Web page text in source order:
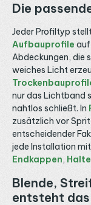
Die
Jeder Profiltyp
Aufbauprofile auf
Abdeckungen, die
weiches Licht
nur das Lichtband
nahtlos schließt. In
zusätzlich vor
entscheidender
jede Installation
Endkappen,
Blende,
entsteht